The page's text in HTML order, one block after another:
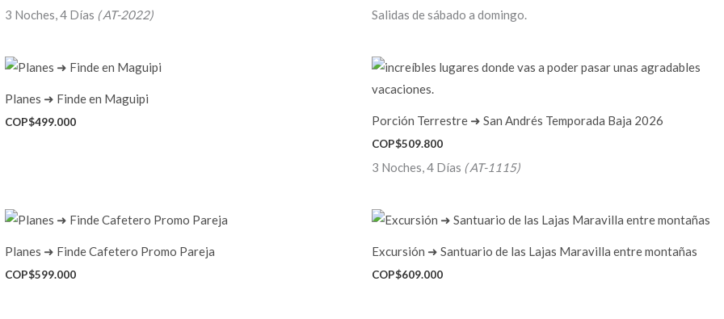
3 Noches, 4 Días ( AT-2022) Salidas de sábado a domingo.
Planes ➜ Finde en Maguipi
COP$499.000 Porción Terrestre ➜ San Andrés Temporada Baja 2026
COP$509.800
3 Noches, 4 Días ( AT-1115)
Planes ➜ Finde Cafetero Promo Pareja
COP$599.000
Excursión ➜ Santuario de las Lajas Maravilla entre montañas
COP$609.000